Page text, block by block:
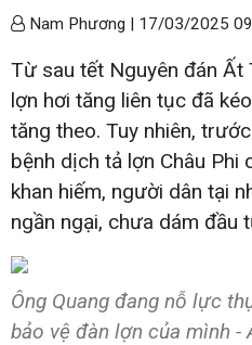
Nam Phương | 17/03/2025
Từ sau tết Nguyên đán Ất
lợn hơi tăng liên tục đã
tăng theo. Tuy nhiên,
bệnh dịch tả lợn Châu Phi
khan hiếm, người dân tại
ngần ngại, chưa dám đầu
Ông Quang đang nỗ lực
bảo vệ đàn lợn của mình -